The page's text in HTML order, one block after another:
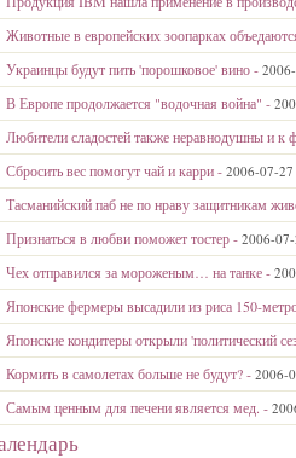
Животные в европейских зоопарках
Украинцы будут пить 'порошковое' вино -
В Европе продолжается "водочная война" -
Любители сладостей также неравнодушны и к
Сбросить вес помогут чай и карри - 2006-07-27
Тасманийский паб не по нраву защитникам
Признаться в любви поможет тостер - 2006-
Чех отправился за мороженым… на танке -
Японские фермеры высадили из риса 150-
Японские кондитеры открыли 'политический
Кормить в самолетах больше не будут? - 2006-
Самым ценным для печени является мед. -